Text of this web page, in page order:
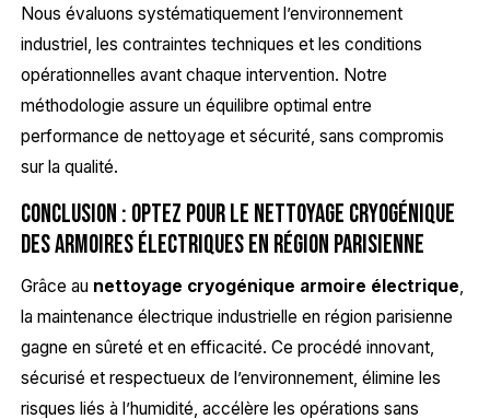
Nous évaluons systématiquement l’environnement
industriel, les contraintes techniques et les conditions
opérationnelles avant chaque intervention. Notre
méthodologie assure un équilibre optimal entre
performance de nettoyage et sécurité, sans compromis
sur la qualité.
Conclusion : optez pour le nettoyage cryogénique
des armoires électriques en région parisienne
Grâce au nettoyage cryogénique armoire électrique,
la maintenance électrique industrielle en région parisienne
gagne en sûreté et en efficacité. Ce procédé innovant,
sécurisé et respectueux de l’environnement, élimine les
risques liés à l’humidité, accélère les opérations sans